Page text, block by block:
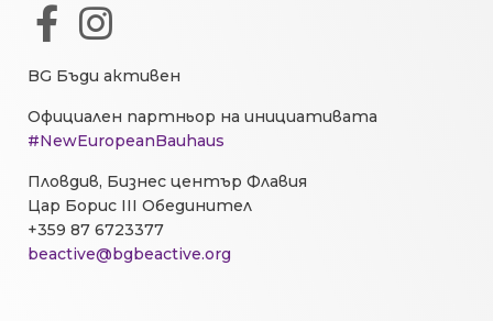
BG Бъди активен
Официален партньор на инициативата
#NewEuropeanBauhaus
Пловдив, Бизнес център Флавия
Цар Борис III Обединител
+359 87 6723377
beactive@bgbeactive.org